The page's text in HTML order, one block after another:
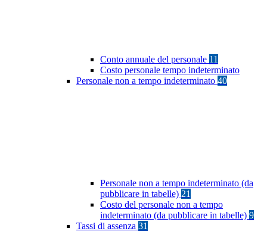
Conto annuale del personale 11
Costo personale tempo indeterminato
Personale non a tempo indeterminato 40
Personale non a tempo indeterminato (da
pubblicare in tabelle) 21
Costo del personale non a tempo
indeterminato (da pubblicare in tabelle) 9
Tassi di assenza 31